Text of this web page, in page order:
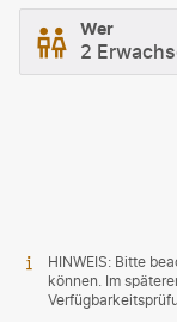
Wer
2
HINWEIS: Bitte
können. Im